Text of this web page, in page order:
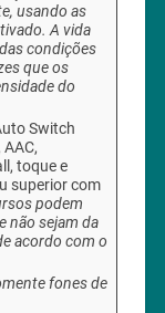
usando as
A vida
condições
que os
do
Switch
toque e
superior com
podem
não sejam da
acordo com o
fones de